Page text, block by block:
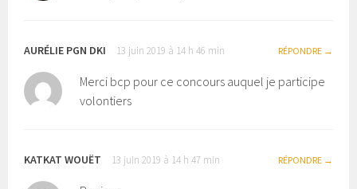
AURÉLIE PGN DKI 13 juin 2019 à 14 h 46 min RÉPONDRE
Merci bcp pour ce concours auquel je participe
volontiers
KATKAT WOUËT 13 juin 2019 à 14 h 47 min RÉPONDRE